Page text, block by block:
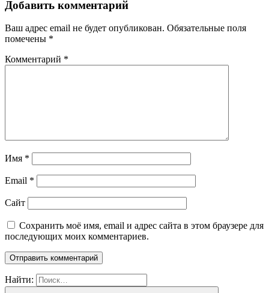
Добавить комментарий
Ваш адрес email не будет опубликован. Обязательные поля
помечены *
Комментарий *
Имя *
Email *
Сайт
Сохранить моё имя, email и адрес сайта в этом браузере для
последующих моих комментариев.
Найти: